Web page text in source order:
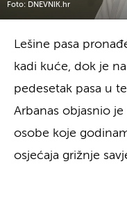
Foto: DNEVNIK.hr
Lešine pasa
kadi kuće, dok je
pedesetak pasa u
Arbanas objasnio
osobe koje
osjećaja grižnje